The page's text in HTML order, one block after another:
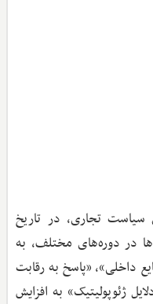
سیاست تجاری، در تاریخ
در دوره‌های مختلف، به
داخلی»، «پاسخ به رقابت
ژئوپولیتیک» به افزایش